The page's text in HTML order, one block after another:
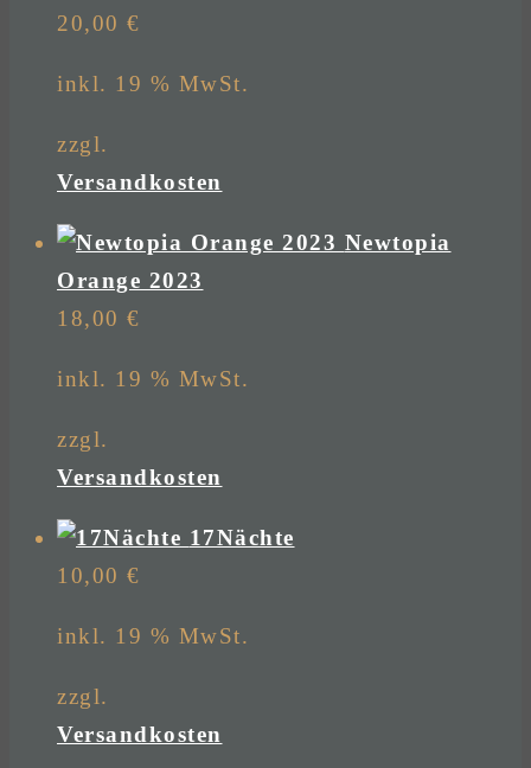
20,00 €
inkl. 19 % MwSt.
zzgl.
Versandkosten
Newtopia
Orange 2023
18,00 €
inkl. 19 % MwSt.
zzgl.
Versandkosten
17Nächte
10,00 €
inkl. 19 % MwSt.
zzgl.
Versandkosten